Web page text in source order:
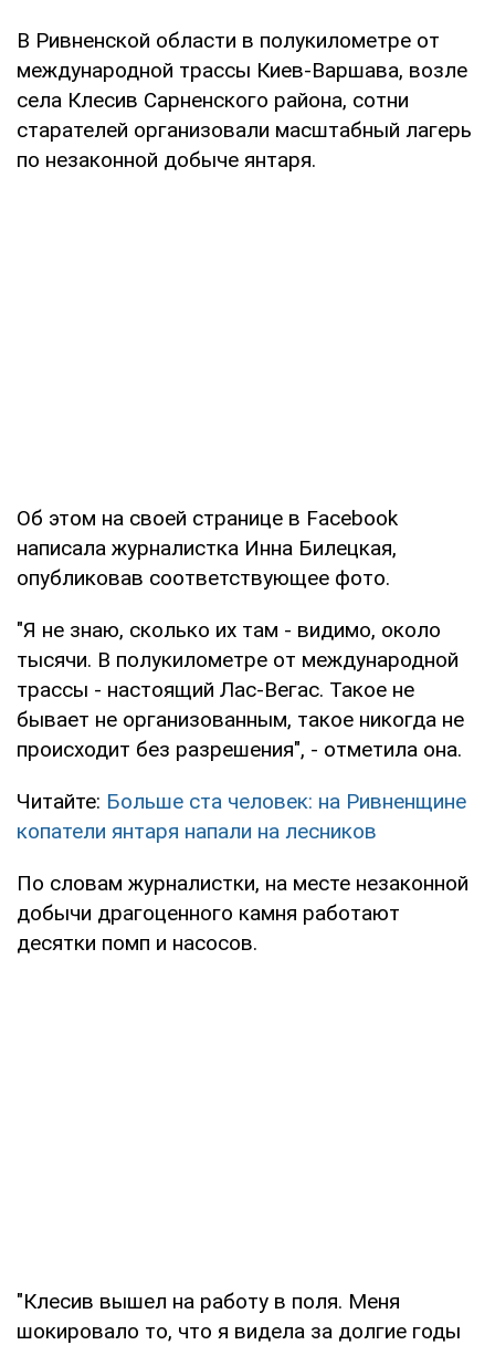
В Ривненской области в полукилометре от
международной трассы Киев-Варшава, возле
села Клесив Сарненского района, сотни
старателей организовали масштабный лагерь
по незаконной добыче янтаря.
Об этом на своей странице в Facebook
написала журналистка Инна Билецкая,
опубликовав соответствующее фото.
"Я не знаю, сколько их там - видимо, около
тысячи. В полукилометре от международной
трассы - настоящий Лас-Вегас. Такое не
бывает не организованным, такое никогда не
происходит без разрешения", - отметила она.
Читайте: Больше ста человек: на Ривненщине
копатели янтаря напали на лесников
По словам журналистки, на месте незаконной
добычи драгоценного камня работают
десятки помп и насосов.
"Клесив вышел на работу в поля. Меня
шокировало то, что я видела за долгие годы